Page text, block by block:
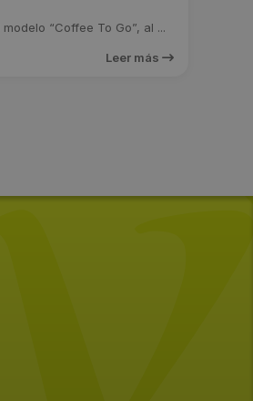
modelo “Coffee To Go”, al ...
Leer más